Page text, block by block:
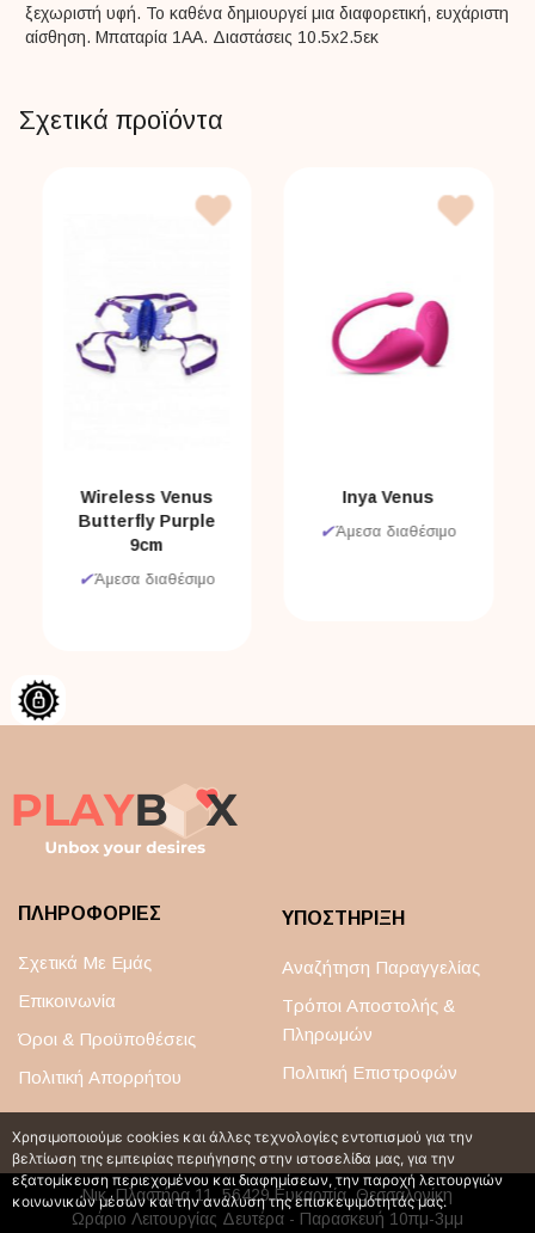
Χρησιμοποιούμε cookies και άλλες τεχνολογίες εντοπισμού για την
βελτίωση της εμπειρίας περιήγησης στην ιστοσελίδα μας, για την
εξατομίκευση περιεχομένου και διαφημίσεων, την παροχή λειτουργιών
κοινωνικών μέσων και την ανάλυση της επισκεψιμότητάς μας.
ξεχωριστή υφή. Το καθένα δημιουργεί μια διαφορετική, ευχάριστη
αίσθηση. Μπαταρία 1ΑΑ. Διαστάσεις 10.5x2.5εκ
Σχετικά προϊόντα
Wireless Venus
Butterfly Purple
9cm
✔Άμεσα διαθέσιμο
Inya Venus
✔Άμεσα διαθέσιμο
ΠΛΗΡΟΦΟΡΙΕΣ
Σχετικά Με Εμάς
Επικοινωνία
Όροι & Προϋποθέσεις
Πολιτική Απορρήτου
ΥΠΟΣΤΗΡΙΞΗ
Αναζήτηση Παραγγελίας
Τρόποι Αποστολής &
Πληρωμών
Πολιτική Επιστροφών
Νικ. Πλαστήρα 11, 56429 Ευκαρπία, Θεσσαλονίκη
Ωράριο Λειτουργίας Δευτέρα - Παρασκευή 10πμ-3μμ